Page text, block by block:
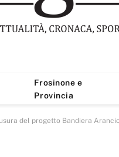
Frosinone e
Provincia
del progetto Bandiera